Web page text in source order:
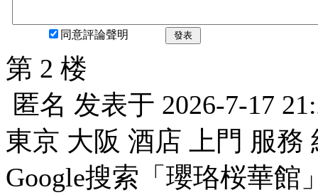
同意評論聲明 發表
第 2 楼
匿名 发表于 2026-7-17
東京 大阪 酒店 上門 服務
Google搜索「瓔珞桜華館